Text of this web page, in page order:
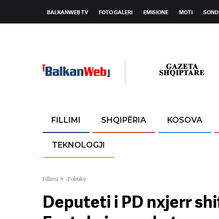
BALKANWEB TV FOTO GALERI EMISIONE MOTI
FILLIMI SHQIPËRIA KOSOVA
TEKNOLOGJI
Fillimi > -Politikë
Deputeti i PD nxjerr